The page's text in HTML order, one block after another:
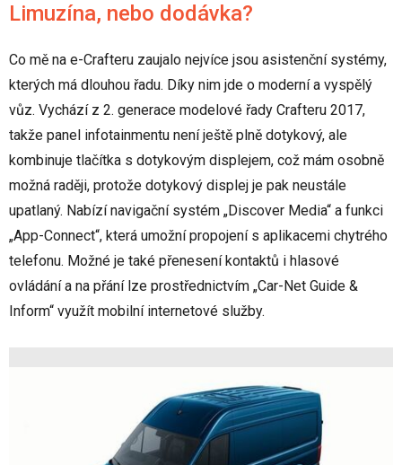
Limuzína, nebo dodávka?
Co mě na e-Crafteru zaujalo nejvíce jsou asistenční systémy,
kterých má dlouhou řadu. Díky nim jde o moderní a vyspělý
vůz. Vychází z 2. generace modelové řady Crafteru 2017,
takže panel infotainmentu není ještě plně dotykový, ale
kombinuje tlačítka s dotykovým displejem, což mám osobně
možná raději, protože dotykový displej je pak neustále
upatlaný. Nabízí navigační systém „Discover Media“ a funkci
„App-Connect“, která umožní propojení s aplikacemi chytrého
telefonu. Možné je také přenesení kontaktů i hlasové
ovládání a na přání lze prostřednictvím „Car-Net Guide &
Inform“ využít mobilní internetové služby.